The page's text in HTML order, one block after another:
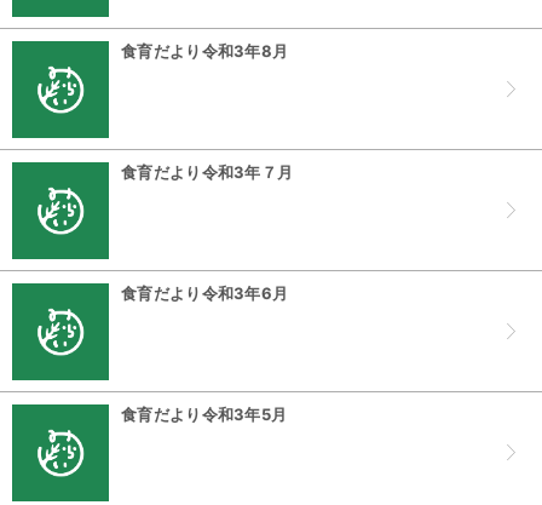
食育だより令和3年8月
食育だより令和3年７月
食育だより令和3年6月
食育だより令和3年5月